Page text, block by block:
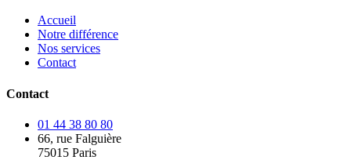
Accueil
Notre différence
Nos services
Contact
Contact
01 44 38 80 80
66, rue Falguière
75015 Paris